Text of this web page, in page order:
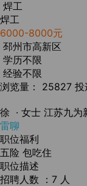
焊工
焊工
6000-8000元
邳州市高新区
学历不限
经验不限
浏览量： 25827 投
徐 · 女士 江苏九为
雷聊
职位福利
五险 包吃住
职位描述
招聘人数 ：7 人